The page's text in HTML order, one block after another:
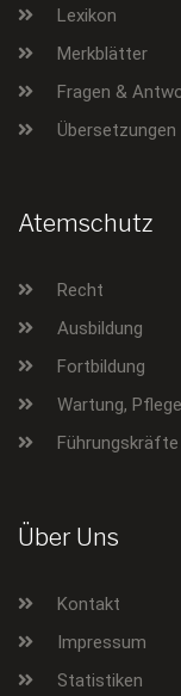
Lexikon
Merkblätter
Fragen &
Übersetzungen
Atemschutz
Recht
Ausbildung
Fortbildung
Wartung,
Führungskräfte
Über Uns
Kontakt
Impressum
Statistiken